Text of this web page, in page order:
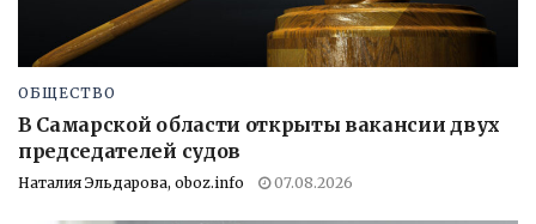
ОБЩЕСТВО
В Самарской области открыты вакансии двух
председателей судов
Наталия Эльдарова, oboz.info 07.08.2026